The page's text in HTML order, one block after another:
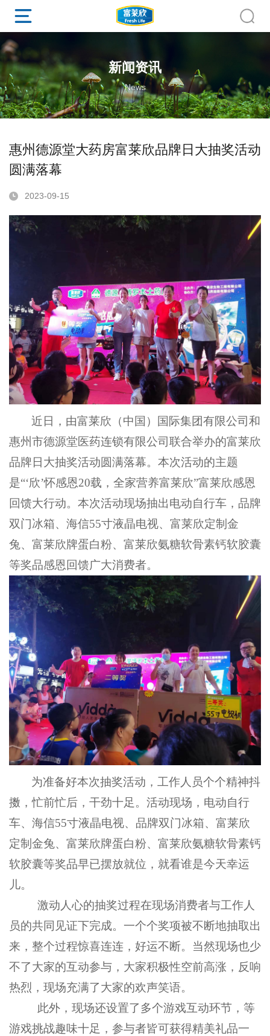
新闻资讯
News
惠州德源堂大药房富莱欣品牌日大抽奖活动
圆满落幕
2023-09-15
近日，由富莱欣（中国）国际集团有限公司和
惠州市德源堂医药连锁有限公司联合举办的富莱欣
品牌日大抽奖活动圆满落幕。本次活动的主题
是“‘欣’怀感恩20载 ，全家营养富莱欣”富莱欣感恩
回馈大行动。本次活动现场抽出电动自行车， 品牌
双门冰箱、海信55寸液晶电视、 富莱欣定制金
兔、富莱欣牌蛋白粉、富莱欣氨糖软骨素钙软胶囊
等奖品感恩回馈广大消费者。
为准备好本次抽奖活动，工作人员个个精神抖
擞，忙前忙后，干劲十足。活动现场， 电动自行
车、海信55寸液晶电视、 品牌双门冰箱、富莱欣
定制金兔、富莱欣牌蛋白粉、富莱欣氨糖软骨素钙
软胶囊等奖品早已摆放就位，就看谁是今天幸运
儿。
激动人心的抽奖过程在现场消费者与工作人
员的共同见证下完成。一个个奖项被不断地抽取出
来，整个过程惊喜连连，好运不断。当然现场也少
不了大家的互动参与，大家积极性空前高涨，反响
热烈，现场充满了大家的欢声笑语。
此外，现场还设置了多个游戏互动环节，等
游戏挑战趣味十足，参与者皆可获得精美礼品一